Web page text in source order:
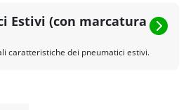
Estivi (con marcatura
caratteristiche dei pneumatici estivi.